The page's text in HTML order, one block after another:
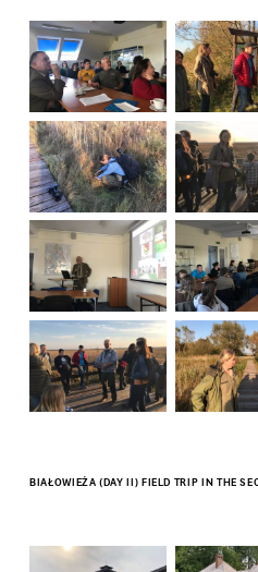
BIAŁOWIEŻA (DAY II) FIELD TRIP IN THE